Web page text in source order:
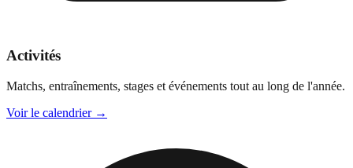
Activités
Matchs, entraînements, stages et événements tout au long de l'année.
Voir le calendrier→